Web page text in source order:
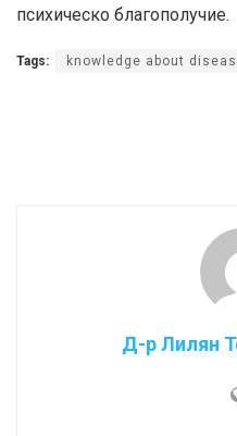
психическо благополучие.
Tags: knowledge about
Д-р Лилян